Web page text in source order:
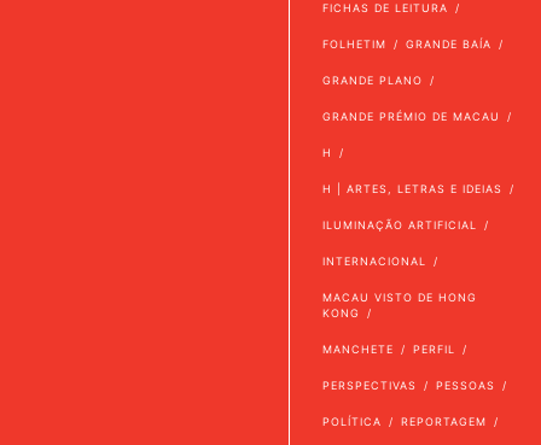
FICHAS DE LEITURA
FOLHETIM GRANDE BAÍA
GRANDE PLANO
GRANDE PRÉMIO DE MACAU
H
H | ARTES, LETRAS E IDEIAS
ILUMINAÇÃO ARTIFICIAL
INTERNACIONAL
MACAU VISTO DE HONG
KONG
MANCHETE PERFIL
PERSPECTIVAS PESSOAS
POLÍTICA REPORTAGEM